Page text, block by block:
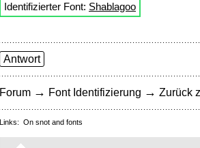
Identifizierter Font: Shablagoo
Antwort
Forum → Font Identifizierung → Zurück
Links: On snot and fonts